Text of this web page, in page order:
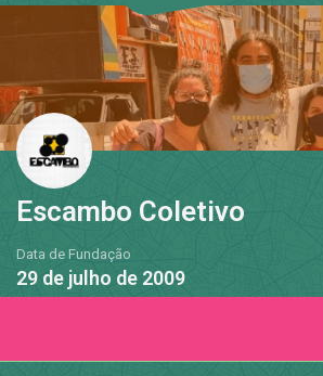
Escambo Coletivo
Data de Fundação
29 de julho de 2009